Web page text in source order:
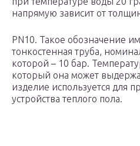
напрямую зависит от
PN10. Такое обозначение
тонкостенная труба,
которой – 10 бар.
который она может
изделие используется для
устройства теплого пола.